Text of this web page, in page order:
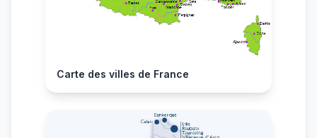
Carte des villes de France